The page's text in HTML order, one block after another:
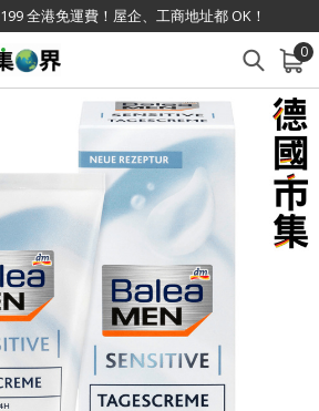
全港免運費！屋企、工商地址都 OK！
0
查看